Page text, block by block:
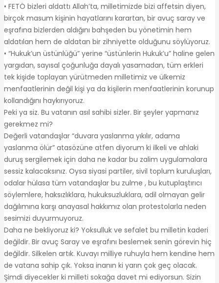
• FETÖ bizleri aldattı Allah’ta, milletimizde bizi affetsin diyen,
birçok masum kişinin hayatlarını karartan, bir avuç saray ve
eşrafına bizlerden aldığını bahşeden bu yönetimin hem
aldatılan hem de aldatan bir zihniyette olduğunu söylüyoruz.
• “Hukuk’un üstünlüğü” yerine “üstünlerin Hukuk’u” haline gelen
yargıdan, sayısal çoğunluğa dayalı yasamadan, tüm erkleri
tek kişide toplayan yürütmeden milletimiz ve ülkemiz
menfaatlerinin değil kişi ya da kişilerin menfaatlerinin korunup
kollandığını haykırıyoruz.
Peki ya siz. Bu vatanın asıl sahibi sizler. Bir şeyler yapmanız
gerekmez mi?
Değerli vatandaşlar “duvara yaslanma yıkılır, adama
yaslanma ölür” atasözüne atfen diyorum ki ilkeli ve ahlaki
duruş sergilemek için daha ne kadar bu zalim uygulamalara
sessiz kalacaksınız. Oysa siyasi partiler, sivil toplum kuruluşları,
odalar hülasa tüm vatandaşlar bu zulme , bu kutuplaştırıcı
söylemlere, haksızlıklara, hukuksuzluklara, adil olmayan gelir
dağılımına karşı anayasal hakkımız olan protestolarla neden
sesimizi duyurmuyoruz.
Daha ne bekliyoruz ki? Yoksulluk ve sefalet bu milletin kaderi
değildir. Bir avuç Saray ve eşrafını beslemek senin görevin hiç
değildir. Silkelen artık. Kuvayı milliye ruhuyla hem kendine hem
de vatana sahip çık. Yoksa inanın ki yarın çok geç olacak.
Şimdi diyecekler ki milleti sokağa davet mi ediyorsun. Sizin